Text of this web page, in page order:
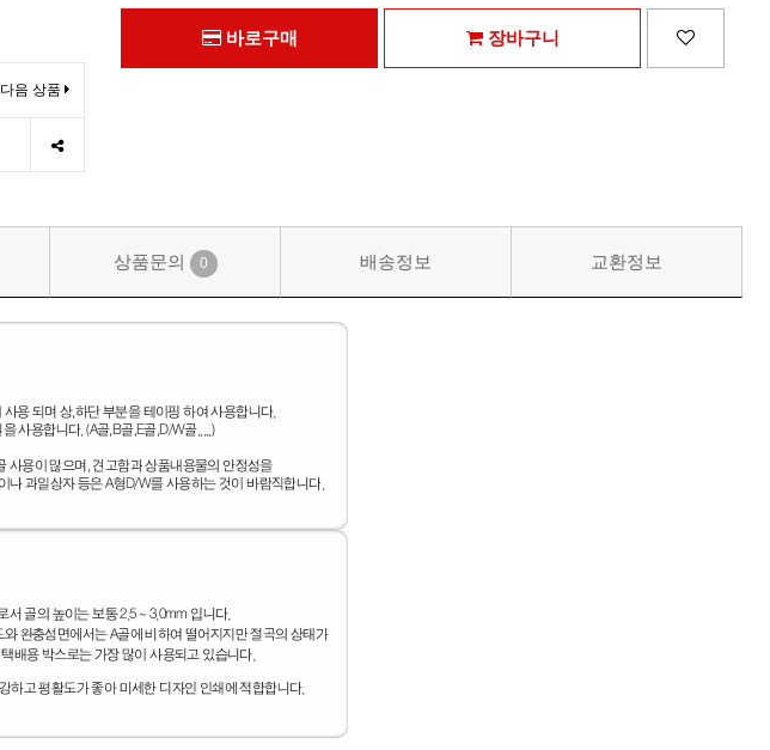
다음 상품
바로구매 장바구니
상품문의 0 배송정보 교환정보